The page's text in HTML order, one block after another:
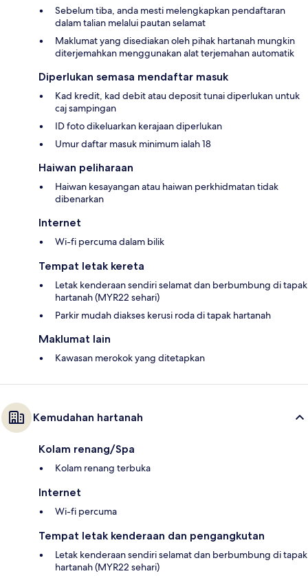
Sebelum tiba, anda mesti melengkapkan pendaftaran
dalam talian melalui pautan selamat
Maklumat yang disediakan oleh pihak hartanah mungkin
diterjemahkan menggunakan alat terjemahan automatik
Diperlukan semasa mendaftar masuk
Kad kredit, kad debit atau deposit tunai diperlukan untuk
caj sampingan
ID foto dikeluarkan kerajaan diperlukan
Umur daftar masuk minimum ialah 18
Haiwan peliharaan
Haiwan kesayangan atau haiwan perkhidmatan tidak
dibenarkan
Internet
Wi-fi percuma dalam bilik
Tempat letak kereta
Letak kenderaan sendiri selamat dan berbumbung di tapak
hartanah (MYR22 sehari)
Parkir mudah diakses kerusi roda di tapak hartanah
Maklumat lain
Kawasan merokok yang ditetapkan
Kemudahan hartanah
Kolam renang/Spa
Kolam renang terbuka
Internet
Wi-fi percuma
Tempat letak kenderaan dan pengangkutan
Letak kenderaan sendiri selamat dan berbumbung di tapak
hartanah (MYR22 sehari)